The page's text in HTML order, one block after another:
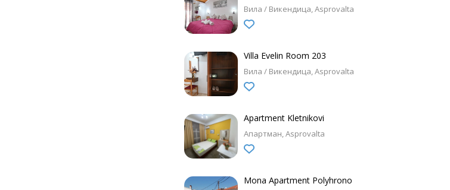
Вила / Викендица Asprovalta
Villa Evelin Room 203
Вила / Викендица Asprovalta
Apartment Kletnikovi
Апартман Asprovalta
Mona Apartment Polyhrono